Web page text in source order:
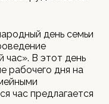
день семьи
час». В этот день
рабочего дня на
час предлагается